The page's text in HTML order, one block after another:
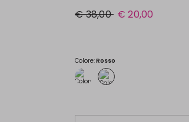
Prezzo
originale
€ 38,00 Nuovo
prezzo
€ 20,00
Colore:Rosso